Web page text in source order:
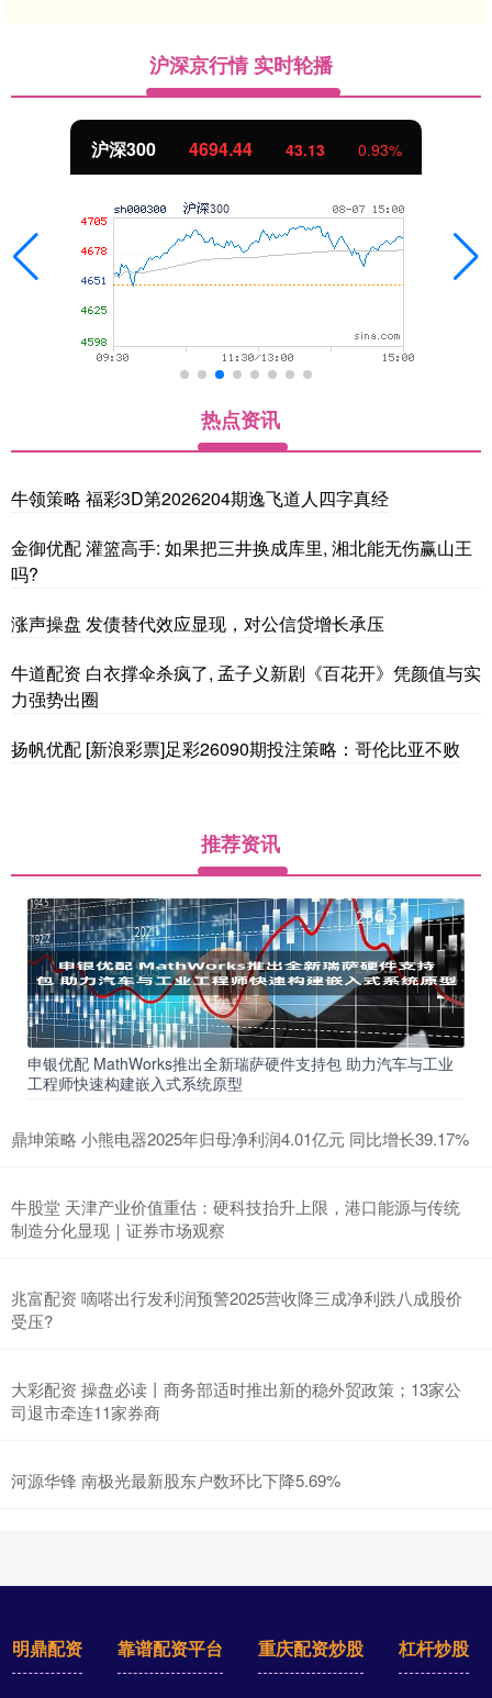
沪深京行情 实时轮播
北证50 1134.24 11.37 1.01%
热点资讯
牛领策略 福彩3D第2026204期逸飞道人四字真经
金御优配 灌篮高手: 如果把三井换成库里, 湘北能无伤赢山王
吗?
涨声操盘 发债替代效应显现，对公信贷增长承压
牛道配资 白衣撑伞杀疯了, 孟子义新剧《百花开》凭颜值与实
力强势出圈
扬帆优配 [新浪彩票]足彩26090期投注策略：哥伦比亚不败
推荐资讯
申银优配 MathWorks推出全新瑞萨硬件支持包 助力汽车与工业
工程师快速构建嵌入式系统原型
鼎坤策略 小熊电器2025年归母净利润4.01亿元 同比增长39.17%
牛股堂 天津产业价值重估：硬科技抬升上限，港口能源与传统
制造分化显现｜证券市场观察
兆富配资 嘀嗒出行发利润预警2025营收降三成净利跌八成股价
受压?
大彩配资 操盘必读丨商务部适时推出新的稳外贸政策；13家公
司退市牵连11家券商
河源华锋 南极光最新股东户数环比下降5.69%
明鼎配资 靠谱配资平台 重庆配资炒股 杠杆炒股